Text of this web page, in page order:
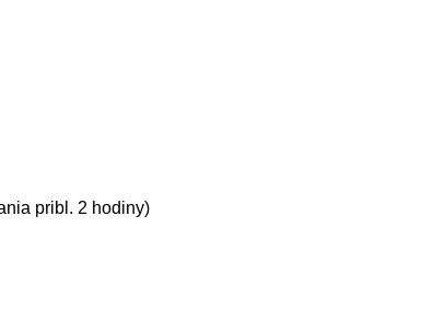
pribl. 2 hodiny)